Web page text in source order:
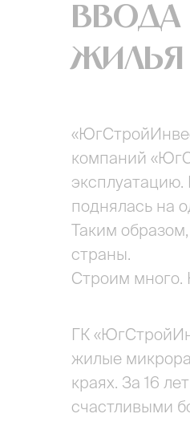
ввода
жилья
компаний
эксплуатацию.
поднялась на
Таким
страны.
Строим много.
ГК
жилые
краях. За 16
счастливыми